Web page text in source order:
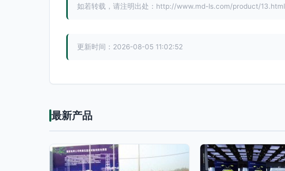
如若转载，请注明出处：http://www.md-ls.com/product/13.html
更新时间：2026-08-05 11:02:52
最新产品